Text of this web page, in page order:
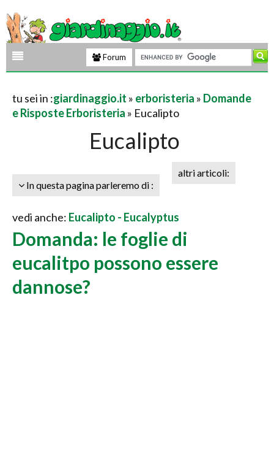
Forum
tu sei in :giardinaggio.it » erboristeria » Domande
e Risposte Erboristeria » Eucalipto
Eucalipto
In questa pagina parleremo di :
altri articoli:
vedi anche: Eucalipto - Eucalyptus
Domanda: le foglie di
eucalitpo possono essere
dannose?